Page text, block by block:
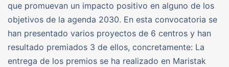
que promuevan un impacto positivo en alguno de los
objetivos de la agenda 2030. En esta convocatoria se
han presentado varios proyectos de 6 centros y han
resultado premiados 3 de ellos, concretamente: La
entrega de los premios se ha realizado en Maristak